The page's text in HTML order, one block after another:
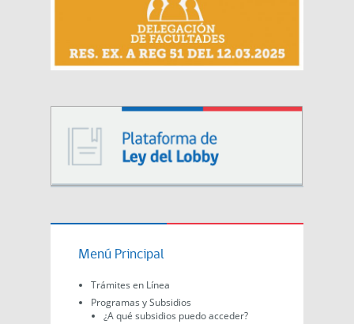
Menú Principal
Trámites en Línea
Programas y Subsidios
¿A qué subsidios puedo acceder?